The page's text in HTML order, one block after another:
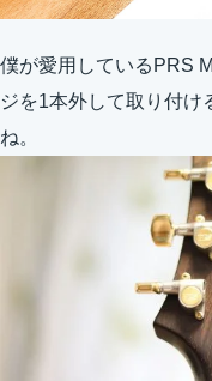
僕が愛用しているPRS
ジを1本外して取り付け
ね。